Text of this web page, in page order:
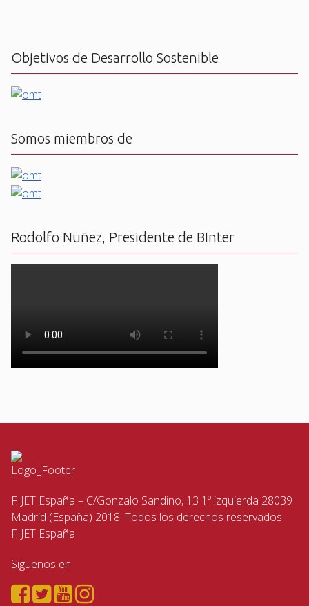
Objetivos de Desarrollo Sostenible
Somos miembros de
Rodolfo Nuñez, Presidente de BInter
FIJET España – C/Gonzalo Sandino, 13 1º izquierda 28039
Madrid (España) 2018. Todos los derechos reservados
FIJET España
Siguenos en